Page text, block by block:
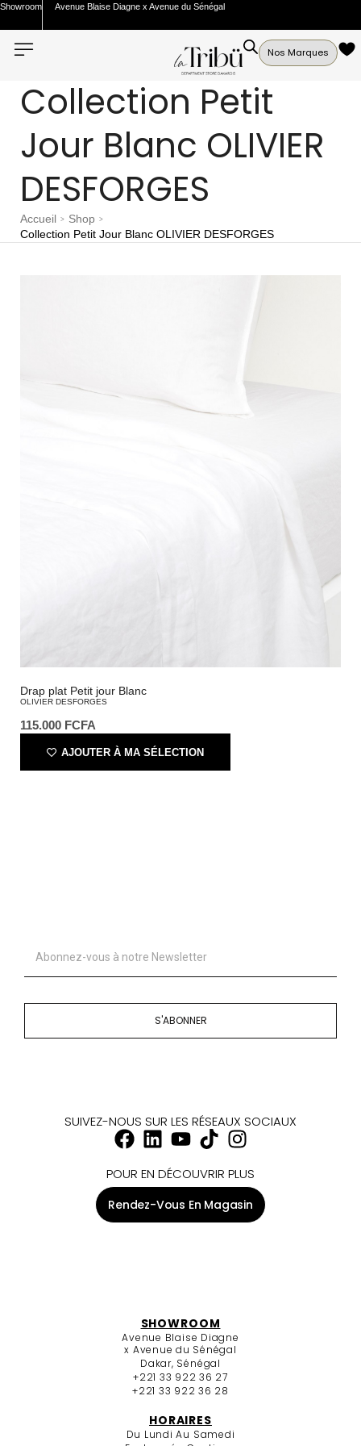
Showroom Avenue Blaise Diagne x Avenue du Sénégal
Nos Marques
Collection Petit
Jour Blanc OLIVIER
DESFORGES
Accueil > Shop >
Collection Petit Jour Blanc OLIVIER DESFORGES
Drap plat Petit jour Blanc
OLIVIER DESFORGES
115.000 FCFA
AJOUTER À MA SÉLECTION
S'ABONNER
SUIVEZ-NOUS SUR LES RÉSEAUX SOCIAUX
POUR EN DÉCOUVRIR PLUS
Rendez-Vous En Magasin
SHOWROOM
Avenue Blaise Diagne
x Avenue du Sénégal
Dakar, Sénégal
+221 33 922 36 27
+221 33 922 36 28
HORAIRES
Du Lundi Au Samedi